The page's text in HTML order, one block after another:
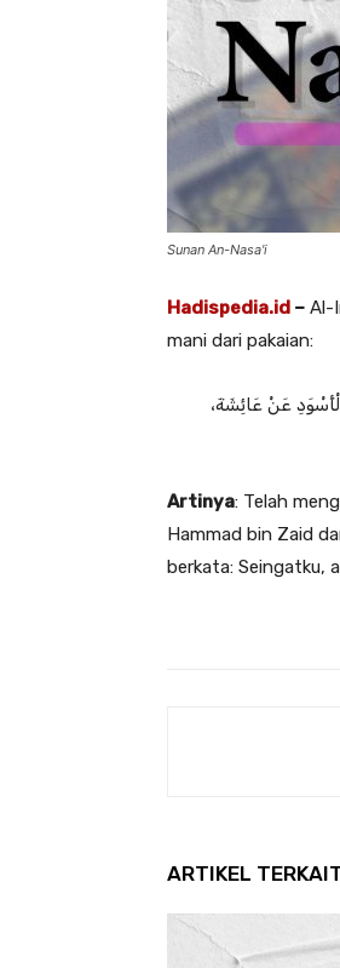
Sunan An-Nasa'i
Hadispedia.id – Al-
mani dari pakaian:
عَنْ عَائِشَةَ،
Artinya: Telah
Hammad bin Zaid
berkata: Seingatku,
ARTIKEL